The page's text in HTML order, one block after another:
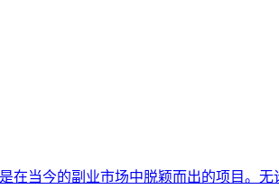
在当今的副业市场中脱颖而出的项目。